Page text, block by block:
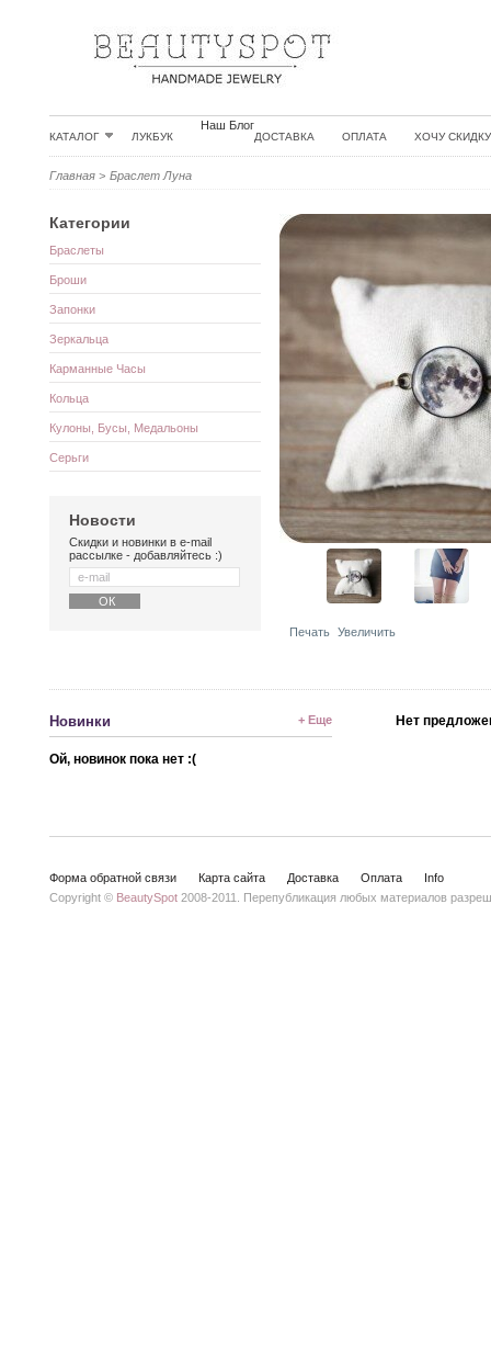
КАТАЛОГ ЛУКБУК
Наш Блог
ДОСТАВКА ОПЛАТА ХОЧУ СКИДКУ
Главная > Браслет Луна
Печать Увеличить
Категории
Браслеты
Броши
Запонки
Зеркальца
Карманные Часы
Кольца
Кулоны, Бусы, Медальоны
Серьги
Новости
Скидки и новинки в e-mail
рассылке - добавляйтесь :)
Новинки + Еще
Ой, новинок пока нет :(
Нет
Форма обратной связи Карта сайта Доставка Оплата
Info
Copyright © BeautySpot 2008-2011. Перепубликация любых материалов